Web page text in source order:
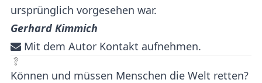
ursprünglich vorgesehen war.
Gerhard Kimmich
Mit dem Autor Kontakt aufnehmen.
Können und müssen Menschen die Welt retten?